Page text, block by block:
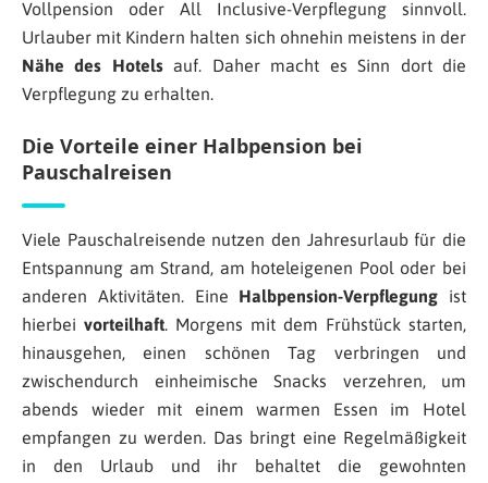
Vollpension oder All Inclusive-Verpflegung sinnvoll.
Urlauber mit Kindern halten sich ohnehin meistens in der
Nähe des Hotelsauf. Daher macht es Sinn dort die
Verpflegung zu erhalten.
Die Vorteile einer Halbpension bei
Pauschalreisen
Viele Pauschalreisende nutzen den Jahresurlaub für die
Entspannung am Strand, am hoteleigenen Pool oder bei
anderen Aktivitäten. Eine Halbpension-Verpflegung ist
hierbei vorteilhaft. Morgens mit dem Frühstück starten,
hinausgehen, einen schönen Tag verbringen und
zwischendurch einheimische Snacks verzehren, um
abends wieder mit einem warmen Essen im Hotel
empfangen zu werden. Das bringt eine Regelmäßigkeit
in den Urlaub und ihr behaltet die gewohnten